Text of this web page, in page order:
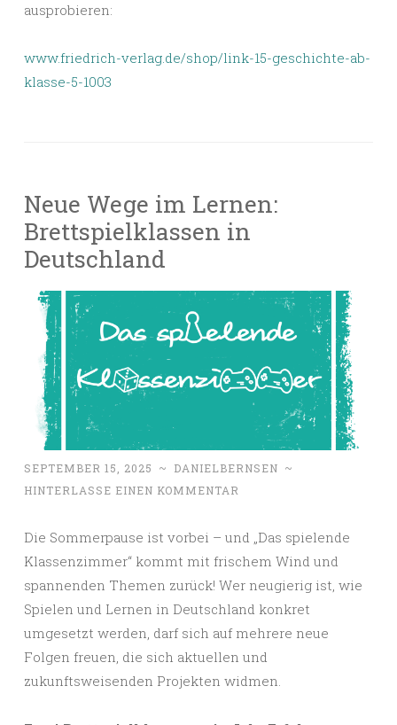
ausprobieren:
www.friedrich-verlag.de/shop/link-15-geschichte-ab-
klasse-5-1003
Neue Wege im Lernen:
Brettspielklassen in
Deutschland
SEPTEMBER 15, 2025 ~ DANIELBERNSEN ~
HINTERLASSE EINEN KOMMENTAR
Die Sommerpause ist vorbei – und „Das spielende
Klassenzimmer“ kommt mit frischem Wind und
spannenden Themen zurück! Wer neugierig ist, wie
Spielen und Lernen in Deutschland konkret
umgesetzt werden, darf sich auf mehrere neue
Folgen freuen, die sich aktuellen und
zukunftsweisenden Projekten widmen.